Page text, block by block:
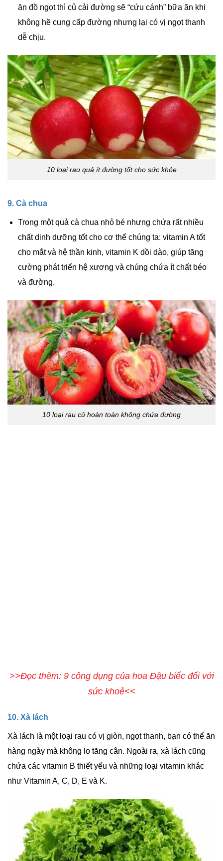
ăn đồ ngọt thì củ cải đường sẽ “cứu cánh” bữa ăn khi
không hề cung cấp đường nhưng lại có vị ngọt thanh
dễ chịu.
10 loại rau quả ít đường tốt cho sức khỏe
9. Cà chua
Trong một quả cà chua nhỏ bé nhưng chứa rất nhiều
chất dinh dưỡng tốt cho cơ thể chúng ta: vitamin A tốt
cho mắt và hệ thần kinh, vitamin K dồi dào, giúp tăng
cường phát triển hệ xương và chúng chứa ít chất béo
và đường.
10 loại rau củ hoàn toàn không chứa đường
>>Đọc thêm: 9 công dụng của hoa Đậu biếc đối với
sức khoẻ<<
10. Xà lách
Xà lách là một loại rau có vị giòn, ngọt thanh, bạn có thể ăn
hàng ngày mà không lo tăng cân. Ngoài ra, xà lách cũng
chứa các vitamin B thiết yếu và những loại vitamin khác
như Vitamin A, C, D, E và K.